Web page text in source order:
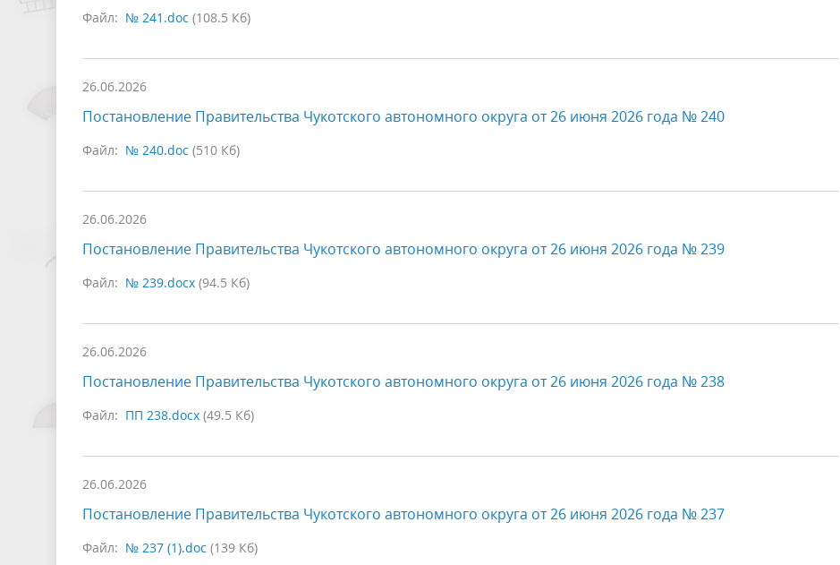
Файл: № 241.doc (108.5 Кб)
26.06.2026
Постановление Правительства Чукотского автономного округа от 26 июня 2026 года № 240
Файл: № 240.doc (510 Кб)
26.06.2026
Постановление Правительства Чукотского автономного округа от 26 июня 2026 года № 239
Файл: № 239.docx (94.5 Кб)
26.06.2026
Постановление Правительства Чукотского автономного округа от 26 июня 2026 года № 238
Файл: ПП 238.docx (49.5 Кб)
26.06.2026
Постановление Правительства Чукотского автономного округа от 26 июня 2026 года № 237
Файл: № 237 (1).doc (139 Кб)